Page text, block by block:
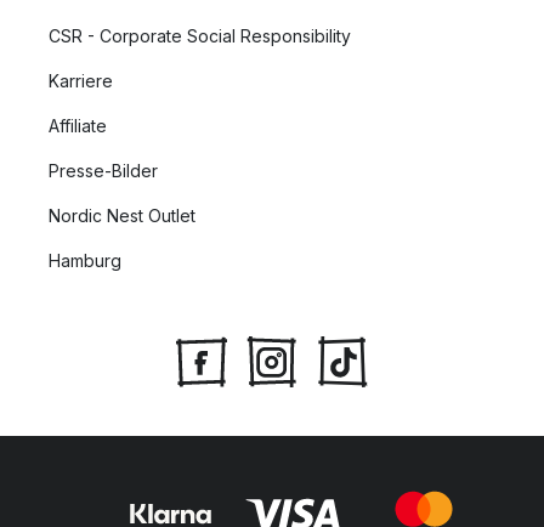
CSR - Corporate Social Responsibility
Karriere
Affiliate
Presse-Bilder
Nordic Nest Outlet
Hamburg